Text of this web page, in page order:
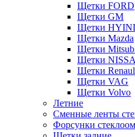
Щетки FORD
Щетки GM
Щетки
Щетки Mazda
Щетки
Щетки
Щетки
Щетки VAG
Щетки Volvo
Летние
Сменные ленты
Форсунки